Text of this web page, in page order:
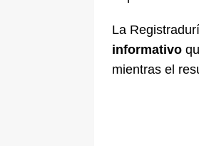
La
informativo
mientras el